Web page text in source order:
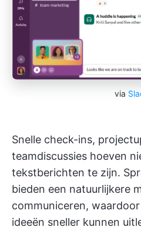
via
Snelle check-ins,
teamdiscussies hoeven
tekstberichten te zijn.
bieden een natuurlijkere
communiceren,
ideeën sneller kunnen